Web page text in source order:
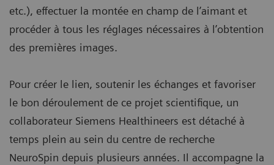
etc.), effectuer la montée en champ de l’aimant et
procéder à tous les réglages nécessaires à l’obtention
des premières images.
Pour créer le lien, soutenir les échanges et favoriser
le bon déroulement de ce projet scientifique, un
collaborateur Siemens Healthineers est détaché à
temps plein au sein du centre de recherche
NeuroSpin depuis plusieurs années. Il accompagne la